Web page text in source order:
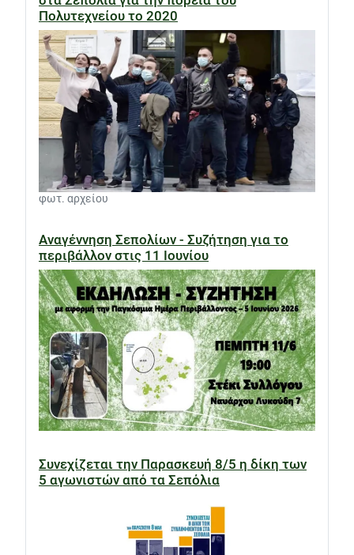
Πολυτεχνείου το 2020
φωτ. αρχείου
Αναγέννηση Σεπολίων - Συζήτηση για το
περιβάλλον στις 11 Ιουνίου
Συνεχίζεται την Παρασκευή 8/5 η δίκη των
5 αγωνιστών από τα Σεπόλια